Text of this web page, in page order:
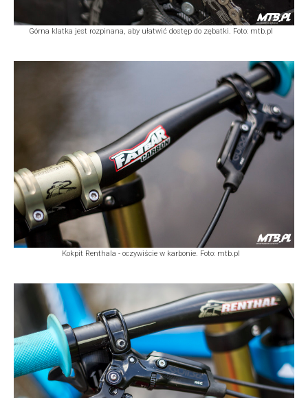
Górna klatka jest rozpinana, aby ułatwić dostęp do zębatki. Foto: mtb.pl
Kokpit Renthala - oczywiście w karbonie. Foto: mtb.pl